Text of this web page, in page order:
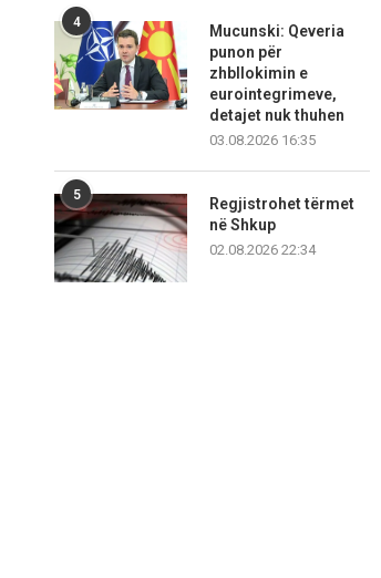
4
Mucunski: Qeveria
punon për
zhbllokimin e
eurointegrimeve,
detajet nuk thuhen
03.08.2026 16:35
5
Regjistrohet tërmet
në Shkup
02.08.2026 22:34